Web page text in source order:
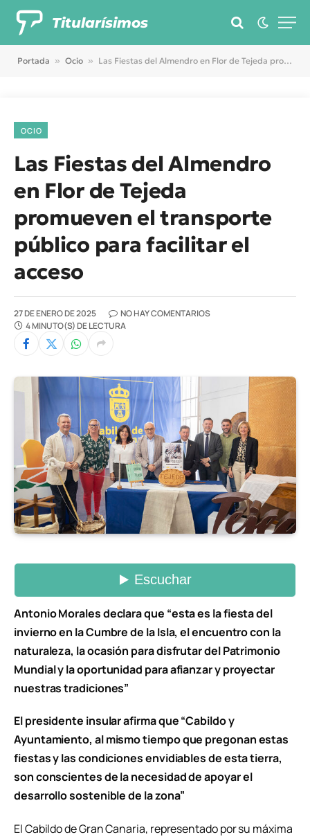
Titularísimos
Portada » Ocio » Las Fiestas del Almendro en Flor de Tejeda promueven el transporte público para facilitar el acceso
OCIO
Las Fiestas del Almendro
en Flor de Tejeda
promueven el transporte
público para facilitar el
acceso
27 DE ENERO DE 2025
NO HAY COMENTARIOS
4 MINUTO(S) DE LECTURA
Antonio Morales declara que “esta es la fiesta del
invierno en la Cumbre de la Isla, el encuentro con la
naturaleza, la ocasión para disfrutar del Patrimonio
Mundial y la oportunidad para afianzar y proyectar
nuestras tradiciones”
El presidente insular afirma que “Cabildo y
Ayuntamiento, al mismo tiempo que pregonan estas
fiestas y las condiciones envidiables de esta tierra,
son conscientes de la necesidad de apoyar el
desarrollo sostenible de la zona”
El Cabildo de Gran Canaria, representado por su máxima